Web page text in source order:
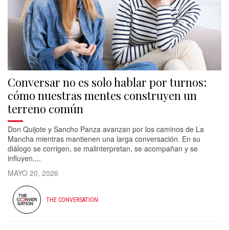
Conversar no es solo hablar por turnos:
cómo nuestras mentes construyen un
terreno común
Don Quijote y Sancho Panza avanzan por los caminos de La
Mancha mientras mantienen una larga conversación. En su
diálogo se corrigen, se malinterpretan, se acompañan y se
influyen,...
MAYO 20, 2026
THE CONVERSATION